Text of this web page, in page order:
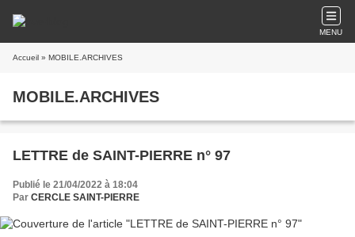
MENU
Accueil » MOBILE.ARCHIVES
MOBILE.ARCHIVES
LETTRE de SAINT-PIERRE n° 97
Publié le 21/04/2022 à 18:04
Par CERCLE SAINT-PIERRE